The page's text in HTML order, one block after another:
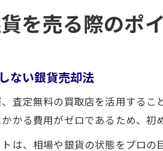
を売る際のポ
ない銀貨売却法
査定無料の買取店を活用する
かる費用がゼロであるため、初
は、相場や銀貨の状態をプロ